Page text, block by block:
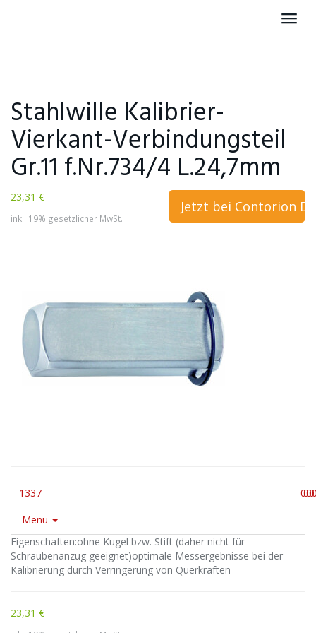
Stahlwille Kalibrier-
Vierkant-Verbindungsteil
Gr.11 f.Nr.734/4 L.24,7mm
23,31 €
inkl. 19% gesetzlicher MwSt.
Jetzt bei Contorion
1337 0000
Menu
Eigenschaften:ohne Kugel bzw. Stift (daher nicht für
Schraubenanzug geeignet)optimale Messergebnisse bei der
Kalibrierung durch Verringerung von Querkräften
23,31 €